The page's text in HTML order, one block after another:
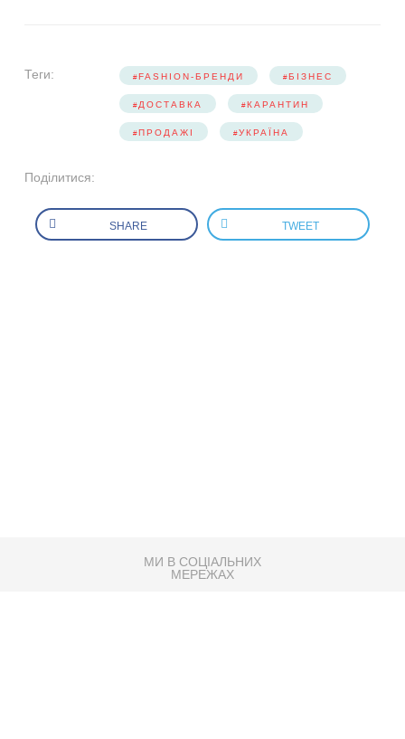
Теги: FASHION-БРЕНДИ БІЗНЕС
ДОСТАВКА КАРАНТИН
ПРОДАЖІ УКРАЇНА
Поділитися:
SHARE TWEET
МИ В СОЦІАЛЬНИХ
МЕРЕЖАХ